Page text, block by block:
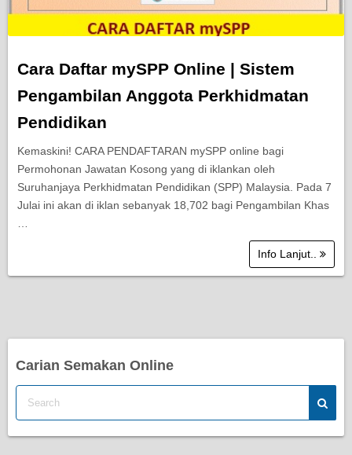
Cara Daftar mySPP Online | Sistem
Pengambilan Anggota Perkhidmatan
Pendidikan
Kemaskini! CARA PENDAFTARAN mySPP online bagi
Permohonan Jawatan Kosong yang di iklankan oleh
Suruhanjaya Perkhidmatan Pendidikan (SPP) Malaysia. Pada 7
Julai ini akan di iklan sebanyak 18,702 bagi Pengambilan Khas
Info Lanjut..
Carian Semakan Online